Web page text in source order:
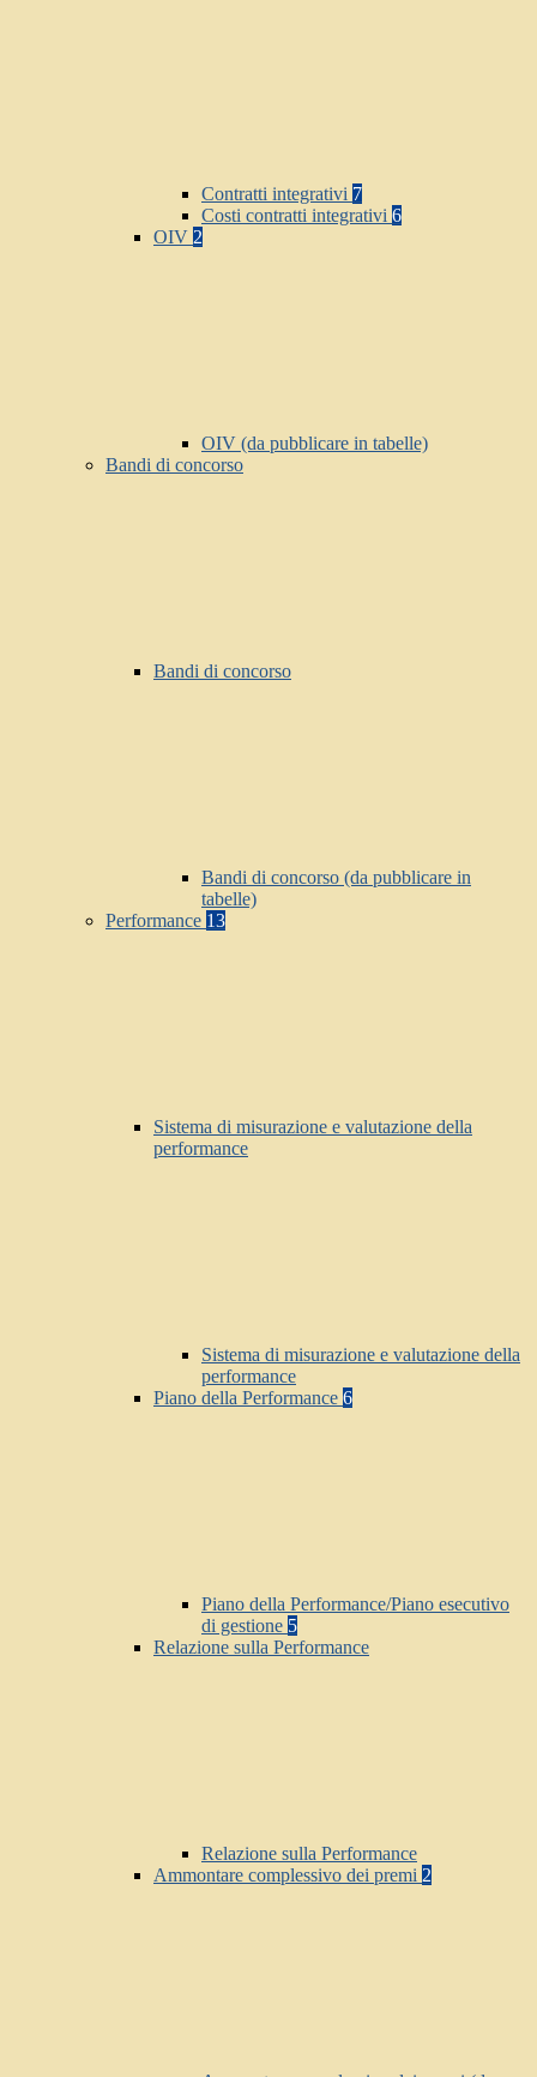
Contratti integrativi 7
Costi contratti integrativi 6
OIV 2
OIV (da pubblicare in tabelle)
Bandi di concorso
Bandi di concorso
Bandi di concorso (da pubblicare in
tabelle)
Performance 13
Sistema di misurazione e valutazione della
performance
Sistema di misurazione e valutazione della
performance
Piano della Performance 6
Piano della Performance/Piano esecutivo
di gestione 5
Relazione sulla Performance
Relazione sulla Performance
Ammontare complessivo dei premi 2